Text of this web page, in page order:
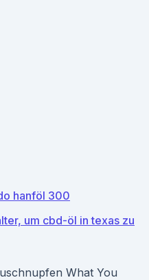
hanföl 300
um cbd-öl in texas zu
What You